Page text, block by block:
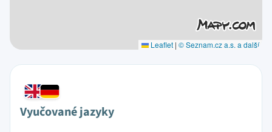
Leaflet | © Seznam.cz a.s. a další
Vyučované jazyky